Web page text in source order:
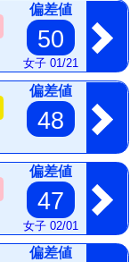
偏差値
50
女子 01/21
偏差値
48
偏差値
47
女子 02/01
偏差値